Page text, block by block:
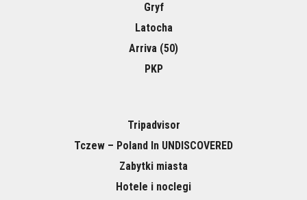
Gryf
Latocha
Arriva (50)
PKP
Tripadvisor
Tczew – Poland In UNDISCOVERED
Zabytki miasta
Hotele i noclegi